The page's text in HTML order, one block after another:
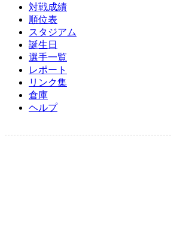
対戦成績
順位表
スタジアム
誕生日
選手一覧
レポート
リンク集
倉庫
ヘルプ